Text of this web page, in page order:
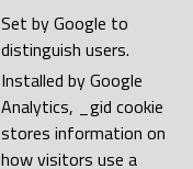
Set by Google to
distinguish users.
Installed by Google
Analytics, _gid cookie
stores information on
how visitors use a